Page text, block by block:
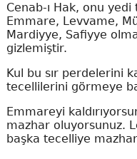
Cenab-ı Hak, onu
Emmare, Levvame,
Mardiyye, Safiyye
gizlemiştir.
Kul bu sır perdelerini
tecellilerini görmeye
Emmareyi
mazhar oluyorsunuz.
başka tecelliye